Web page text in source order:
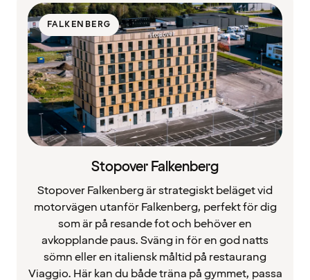
FALKENBERG
Stopover Falkenberg
Stopover Falkenberg är strategiskt beläget vid
motorvägen utanför Falkenberg, perfekt för dig
som är på resande fot och behöver en
avkopplande paus. Sväng in för en god natts
sömn eller en italiensk måltid på restaurang
Viaggio. Här kan du både träna på gymmet, passa